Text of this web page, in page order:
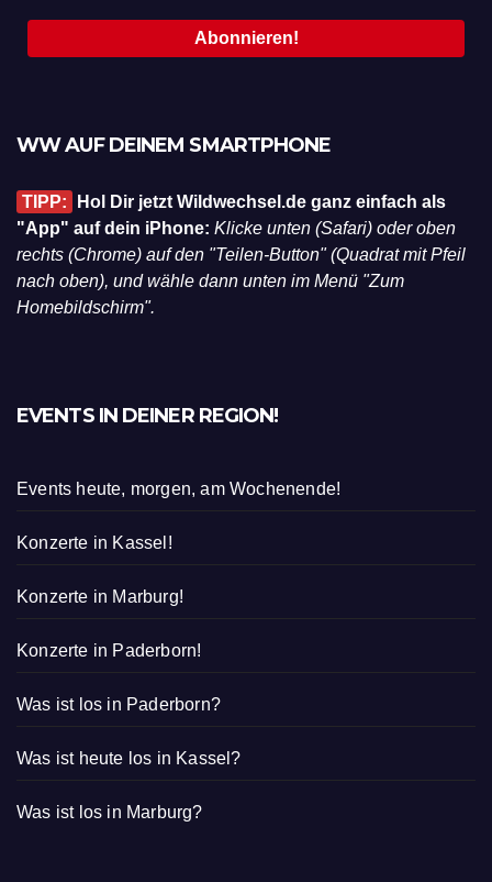
WW AUF DEINEM SMARTPHONE
TIPP:
Hol Dir jetzt Wildwechsel.de ganz einfach als
"App" auf dein iPhone: Klicke unten (Safari) oder oben
rechts (Chrome) auf den "Teilen-Button" (Quadrat mit Pfeil
nach oben), und wähle dann unten im Menü "Zum
Homebildschirm".
EVENTS IN DEINER REGION!
Events heute, morgen, am Wochenende!
Konzerte in Kassel!
Konzerte in Marburg!
Konzerte in Paderborn!
Was ist los in Paderborn?
Was ist heute los in Kassel?
Was ist los in Marburg?